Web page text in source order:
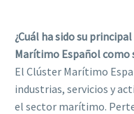
¿Cuál ha sido su
Marítimo Español como
El Clúster Marítimo
industrias, servicios y
el sector marítimo.